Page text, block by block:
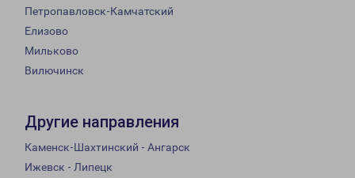
Петропавловск-Камчатский
Елизово
Мильково
Вилючинск
Другие направления
Каменск-Шахтинский - Ангарск
Ижевск - Липецк